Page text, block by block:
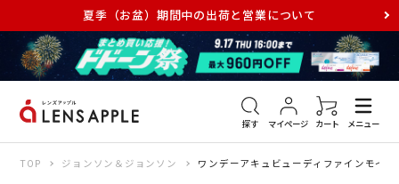
夏季（お盆）期間中の出荷と営業について
探す マイページ カート メニュー
アキュビュー メダリスト メガネ
TOP ジョンソン＆ジョンソン ワンデーアキュビューディファインモイ